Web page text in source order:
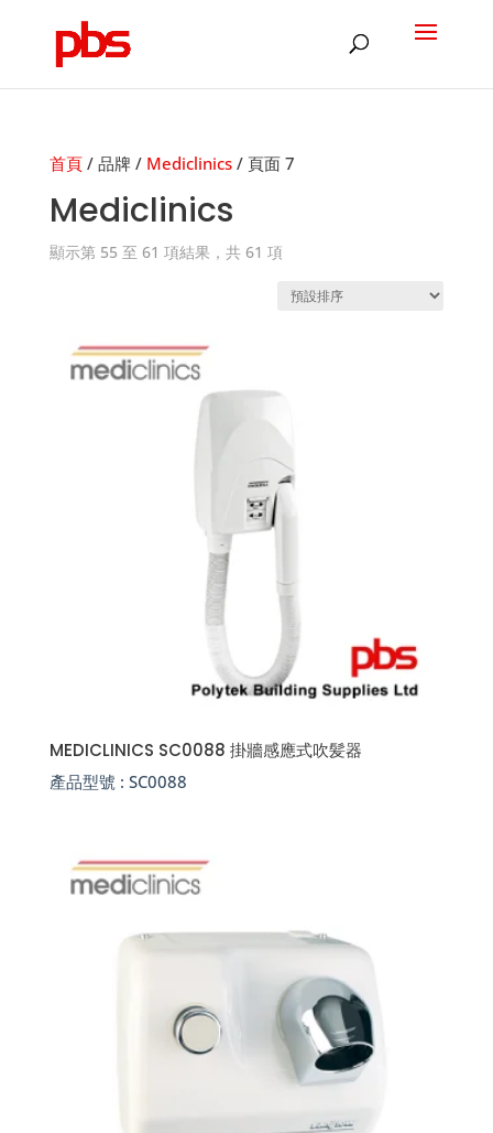
首頁/ 品牌 / Mediclinics/ 頁面 7
Mediclinics
顯示第 55 至 61 項結果，共 61 項
MEDICLINICS SC0088 掛牆感應式吹髪器
產品型號 : SC0088